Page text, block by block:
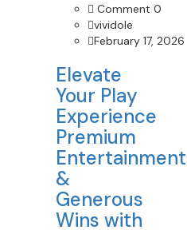
Comment 0
vividole
February 17, 2026
Elevate
Your Play
Experience
Premium
Entertainment
&
Generous
Wins with